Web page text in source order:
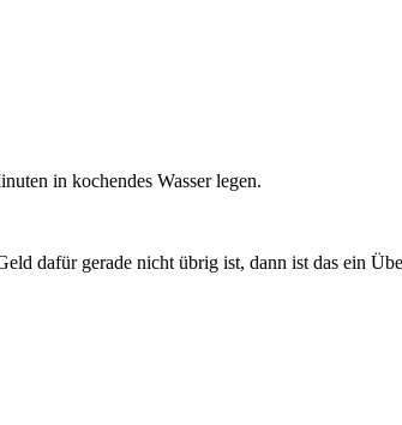
in kochendes Wasser legen.
dafür gerade nicht übrig ist, dann ist das ein